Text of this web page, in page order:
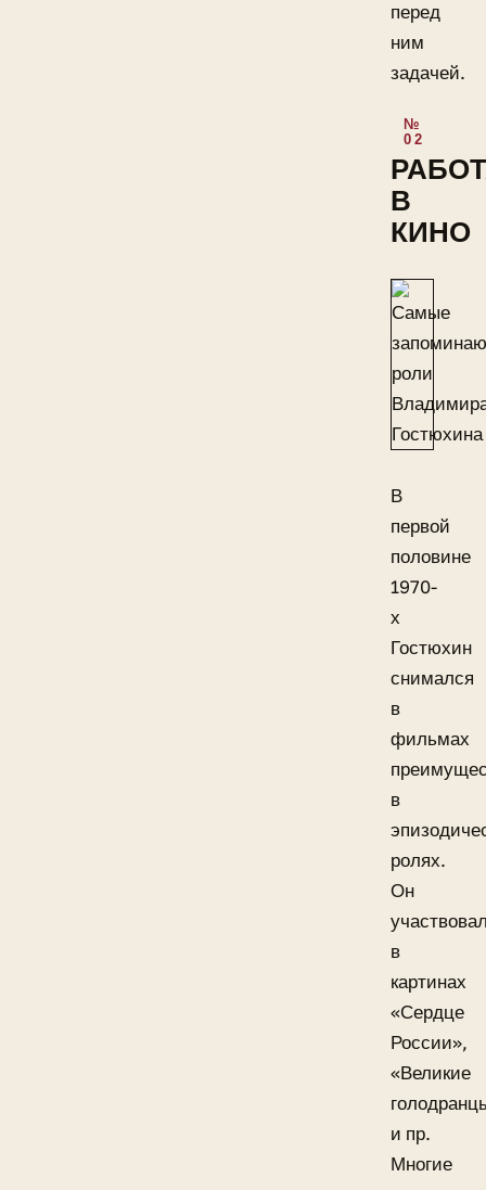
перед
ним
задачей.
В
КИНО
В
первой
половине
1970-
х
Гостюхин
снимался
в
фильмах
в
ролях.
Он
в
картинах
«Сердце
России»,
«Великие
и пр.
Многие